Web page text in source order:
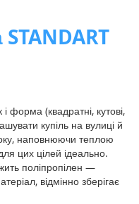
форма (квадратні, кутові,
купіль на вулиці й
наповнюючи теплою
цих цілей ідеально.
поліпропілен —
відмінно зберігає